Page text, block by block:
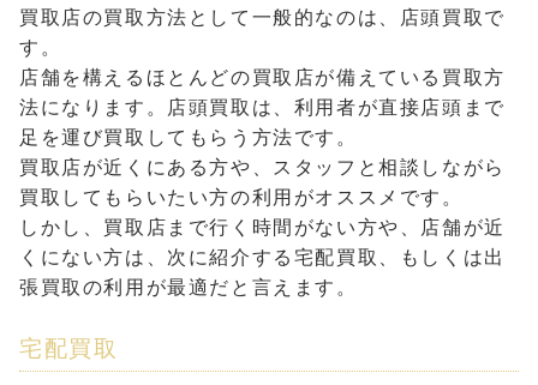
買取店の買取方法として一般的なのは、店頭買取で
す。
店舗を構えるほとんどの買取店が備えている買取方
法になります。店頭買取は、利用者が直接店頭まで
足を運び買取してもらう方法です。
買取店が近くにある方や、スタッフと相談しながら
買取してもらいたい方の利用がオススメです。
しかし、買取店まで行く時間がない方や、店舗が近
くにない方は、次に紹介する宅配買取、もしくは出
張買取の利用が最適だと言えます。
宅配買取